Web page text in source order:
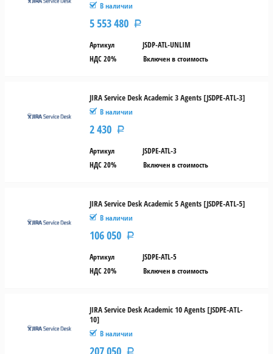
В наличии
5 553 480 Р
Артикул
JSDP-ATL-UNLIM
НДС 20%
Включен в стоимость
JIRA Service Desk Academic 3 Agents [JSDPE-ATL-3]
В наличии
2 430 Р
Артикул
JSDPE-ATL-3
НДС 20%
Включен в стоимость
JIRA Service Desk Academic 5 Agents [JSDPE-ATL-5]
В наличии
106 050 Р
Артикул
JSDPE-ATL-5
НДС 20%
Включен в стоимость
JIRA Service Desk Academic 10 Agents [JSDPE-ATL-
10]
В наличии
207 050 Р